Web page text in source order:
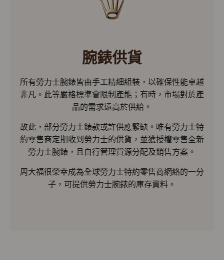
腕錶供貨
所有勞力士腕錶皆由手工精細組裝，以確保性能卓越
非凡。此等嚴格標準會限制產能；有時，市場對於產
品的需求遠高於供給。
故此，部分勞力士錶款或許供應緊缺。唯有勞力士特
約零售商定期收到勞力士的供貨，並獲授權零售全新
勞力士腕錶，且自行管理貨源分配及銷售方案。
周大福很榮幸成為全球勞力士特約零售商網絡的一分
子，可提供勞力士腕錶的庫存資料。